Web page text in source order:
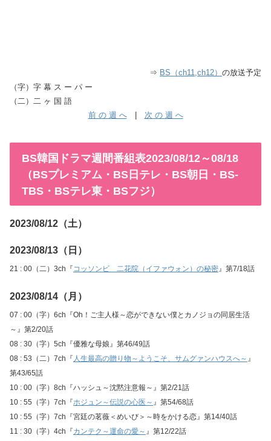
⇒ BS（ch11,ch12） の放送予定
（字）字 幕 ス ー パ ー
（二）二 ヶ 国 語
前 の 週 へ| 次 の 週 へ
BS韓国ドラマ週間番組表2023/08/12～08/18
（BSプレミアム・BS日テレ・BS朝日・BS-
TBS・BSテレ東・BSフジ）
2023/08/12（土）
2023/08/13（日）
21 : 00（二）3ch『コッソンビ 二花院（イファウォン）の秘密』第7/18話
2023/08/14（月）
07 : 00（字）6ch『Oh！ご主人様～恋ができない僕とカノジョの同居生活
～』第2/20話
08 : 30（字）5ch『優雅な母娘』第46/49話
08 : 53（二）7ch『 人生最高の贈り物～ようこそ、サムグァンハウスへ～ 』
第43/65話
10 : 00（字）8ch『ハッシュ～沈黙注意報～』第2/21話
10 : 55（字）7ch『ホジュン～伝説の心医～ 』第54/68話
10 : 55（字）7ch『宮廷の茗薇＜めいび＞～時をかける恋』第14/40話
11 : 30（字）4ch『カンテク～運命の愛～ 』第12/22話